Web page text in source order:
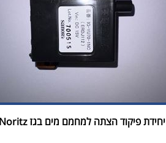
יחידת פיקוד הצתה למחמם מים בגז Noritz יפן